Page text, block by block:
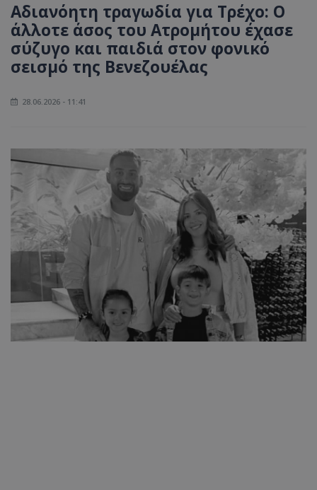
Αδιανόητη τραγωδία για Τρέχο: Ο
άλλοτε άσος του Ατρομήτου έχασε
σύζυγο και παιδιά στον φονικό
σεισμό της Βενεζουέλας
28.06.2026 - 11:41